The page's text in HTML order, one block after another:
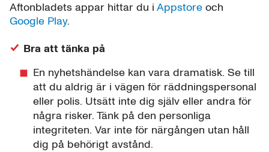
Aftonbladets appar hittar du i Appstore och
Google Play.
Bra att tänka på
En nyhetshändelse kan vara dramatisk. Se till
att du aldrig är i vägen för räddningspersonal
eller polis. Utsätt inte dig själv eller andra för
några risker. Tänk på den personliga
integriteten. Var inte för närgången utan håll
dig på behörigt avstånd.